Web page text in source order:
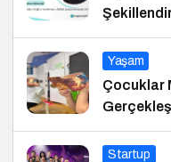
Yaşam
Çocuklar
Startup